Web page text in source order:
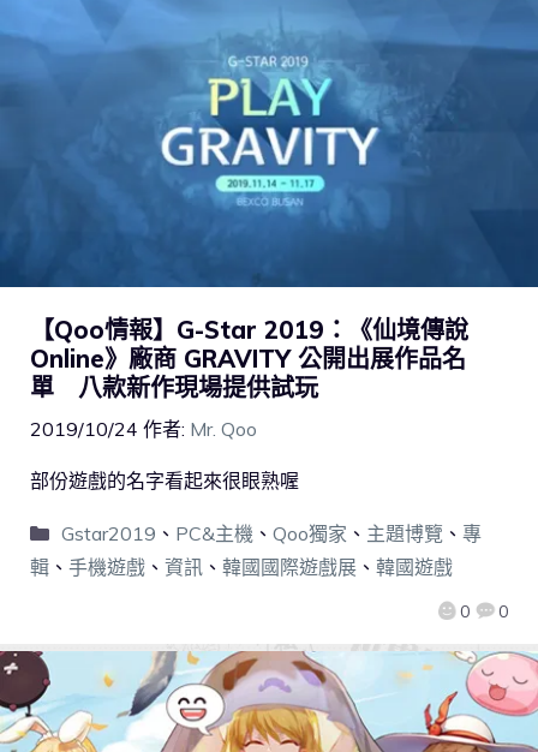
【Qoo情報】G-Star 2019：《仙境傳說
Online》廠商 GRAVITY 公開出展作品名
單 八款新作現場提供試玩
2019/10/24 作者: Mr. Qoo
0 0
部份遊戲的名字看起來很眼熟喔
Gstar2019 、 PC&主機、 Qoo獨家 、 主題博覽 、 專
輯 、 手機遊戲 、 資訊 、 韓國國際遊戲展 、 韓國遊戲